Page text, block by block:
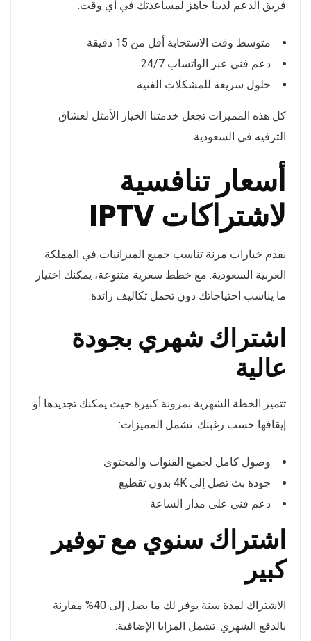
فريق الدعم لدينا جاهز لمساعدتك في أي وقت:
متوسط وقت الاستجابة أقل من 15 دقيقة
دعم فني عبر الواتساب 24/7
حلول سريعة للمشكلات الفنية
كل هذه المميزات تجعل خدمتنا الخيار الأمثل لعشاق
الترفيه في السعودية.
أسعار تنافسية
لاشتراكات IPTV
نقدم خيارات مرنة تناسب جميع الميزانيات في المملكة
العربية السعودية. مع خطط سعرية متنوعة، يمكنك اختيار
ما يناسب احتياجاتك دون تحمل تكاليف زائدة.
اشتراك شهري بجودة
عالية
تتميز الخطة الشهرية بمرونة كبيرة حيث يمكنك تجديدها أو
إيقافها حسب رغبتك. تشمل المميزات:
وصول كامل لجميع القنوات والمحتوى
جودة بث تصل إلى 4K بدون تقطيع
دعم فني على مدار الساعة
اشتراك سنوي مع توفير
كبير
الاشتراك لمدة سنة يوفر لك ما يصل إلى 40% مقارنة
بالدفع الشهري. تشمل المزايا الإضافية: